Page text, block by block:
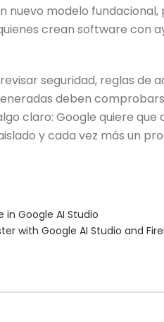
nuevo modelo fundacional,
crean software con
seguridad, reglas de
deben
claro: Google quiere que
y cada vez más un
Google AI Studio
with Google AI Studio and